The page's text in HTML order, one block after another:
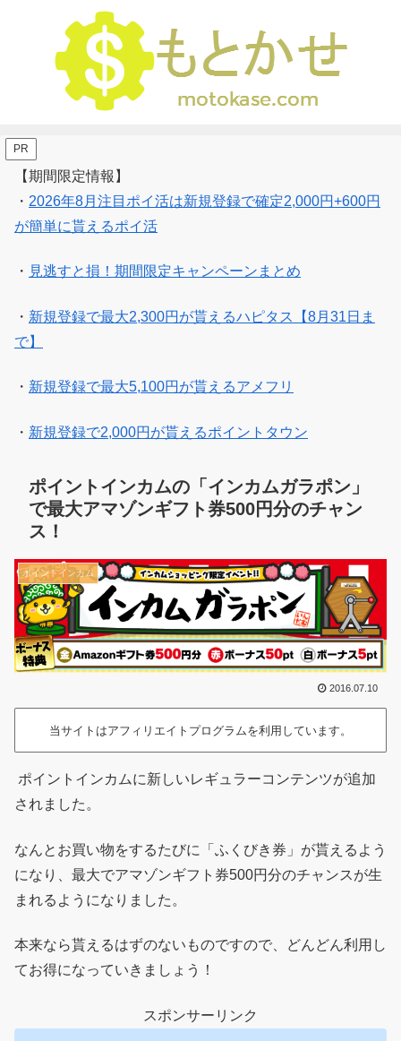
PR
【期間限定情報】
・ 2026年8月注目ポイ活は新規登録で確定2,000円+600円
が簡単に貰えるポイ活
・ 見逃すと損！期間限定キャンペーンまとめ
・ 新規登録で最大2,300円が貰えるハピタス【8月31日ま
で】
・ 新規登録で最大5,100円が貰えるアメフリ
・ 新規登録で2,000円が貰えるポイントタウン
ポイントインカムの「インカムガラポン」
で最大アマゾンギフト券500円分のチャン
ス！
ポイントインカム
2016.07.10
当サイトはアフィリエイトプログラムを利用しています。
ポイントインカムに新しいレギュラーコンテンツが追加
されました。
なんとお買い物をするたびに「ふくびき券」が貰えるよう
になり、最大でアマゾンギフト券500円分のチャンスが生
まれるようになりました。
本来なら貰えるはずのないものですので、どんどん利用し
てお得になっていきましょう！
スポンサーリンク